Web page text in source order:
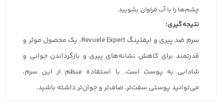
چشم‌ها را با آب فراوان بشویید.
نتیجه‌گیری:
سرم ضد پیری و لیفتینگ Revuele Expert، یک محصول موثر و
قدرتمند برای کاهش نشانه‌های پیری و بازگرداندن جوانی و
شادابی به پوست است. با استفاده منظم از این سرم،
می‌توانید پوستی سفت‌تر، صاف‌تر و جوان‌تر داشته باشید.